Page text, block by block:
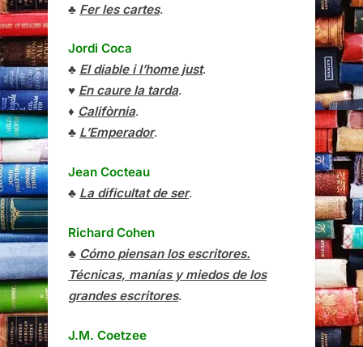
♣ Fer les cartes.
Jordi Coca
♣ El diable i l’home just.
♥ En caure la tarda.
♦ Califòrnia.
♣ L’Emperador.
Jean Cocteau
♣ La dificultat de ser.
Richard Cohen
♣ Cómo piensan los escritores.
Técnicas, manías y miedos de los
grandes escritores.
J.M. Coetzee